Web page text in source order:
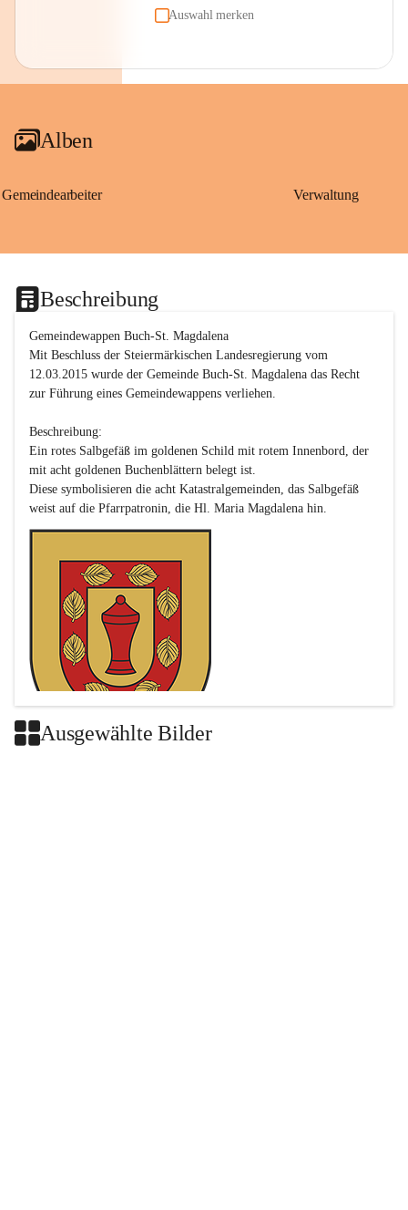
Auswahl merken
Alben
Gemeindearbeiter Verwaltung
Beschreibung
Gemeindewappen Buch-St. Magdalena
Mit Beschluss der Steiermärkischen Landesregierung vom
12.03.2015 wurde der Gemeinde Buch-St. Magdalena das Recht
zur Führung eines Gemeindewappens verliehen.
Beschreibung:
Ein rotes Salbgefäß im goldenen Schild mit rotem Innenbord, der
mit acht goldenen Buchenblättern belegt ist.
Diese symbolisieren die acht Katastralgemeinden, das Salbgefäß
Ausgewählte Bilder